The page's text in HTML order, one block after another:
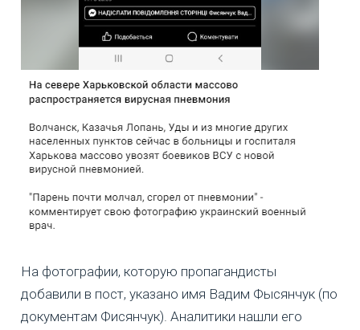
На фотографии, которую пропагандисты
добавили в пост, указано имя Вадим Фысянчук (по
документам Фисянчук). Аналитики нашли его